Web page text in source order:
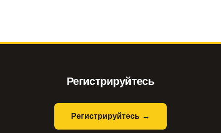
Регистрируйтесь
Регистрируйтесь →